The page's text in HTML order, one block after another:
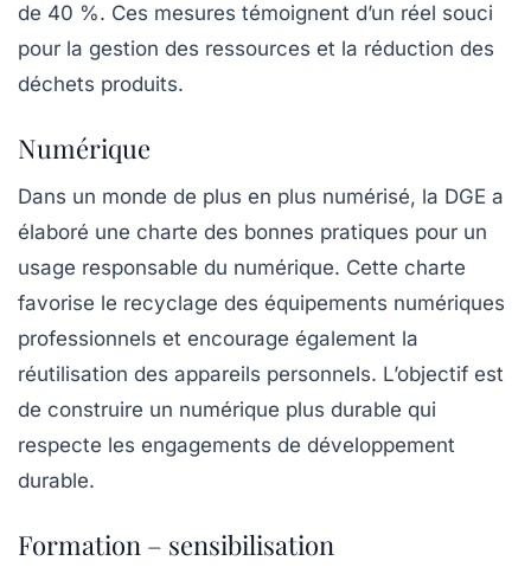
de 40 %. Ces mesures témoignent d’un réel souci
pour la gestion des ressources et la réduction des
déchets produits.
Numérique
Dans un monde de plus en plus numérisé, la DGE a
élaboré une charte des bonnes pratiques pour un
usage responsable du numérique. Cette charte
favorise le recyclage des équipements numériques
professionnels et encourage également la
réutilisation des appareils personnels. L’objectif est
de construire un numérique plus durable qui
respecte les engagements de développement
durable.
Formation – sensibilisation